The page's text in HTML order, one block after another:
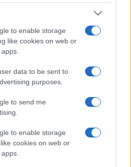
to enable storage
like cookies on web or
data to be sent to
purposes.
to send me
to enable storage
cookies on web or